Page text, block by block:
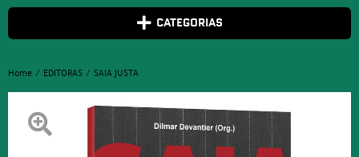
CATEGORIAS
Home EDITORAS SAIA JUSTA